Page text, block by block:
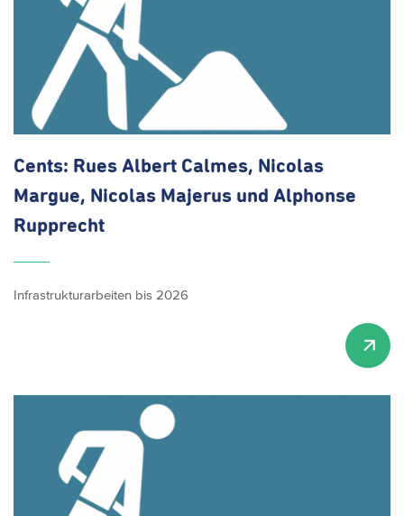
Cents: Rues Albert Calmes, Nicolas
Margue, Nicolas Majerus und Alphonse
Rupprecht
Infrastrukturarbeiten bis 2026